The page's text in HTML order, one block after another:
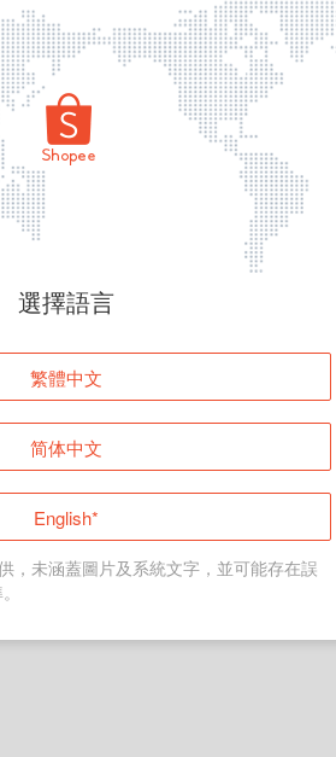
頁面無法顯示
登入
返回首頁
選擇語言
繁體中文
简体中文
English*
，未涵蓋圖片及系統文字，並可能存在誤